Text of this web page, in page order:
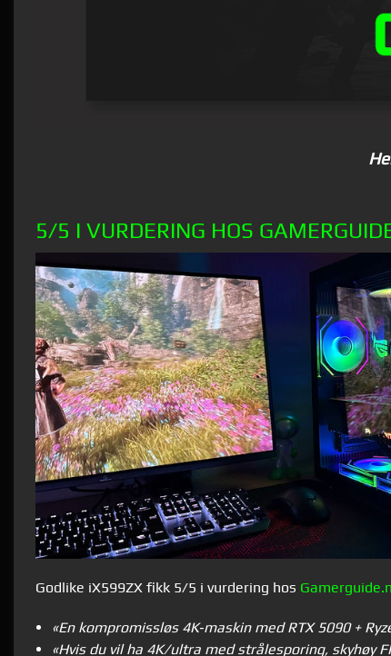
5/5 I VURDERING HOS
Godlike iX599ZX fikk 5/5 i vurdering hos
«En kompromissløs 4K‑maskin med RTX 5090 +
«Hvis du vil ha 4K/ultra med strålesporing, skyhøy